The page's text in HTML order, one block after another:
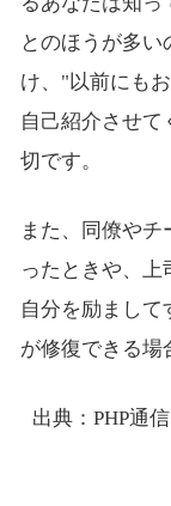
とのほうが多
け、"以前にも
自己紹介させ
切です。
また、同僚や
ったときや、上
自分を励まし
が修復できる場
出典：PHP通